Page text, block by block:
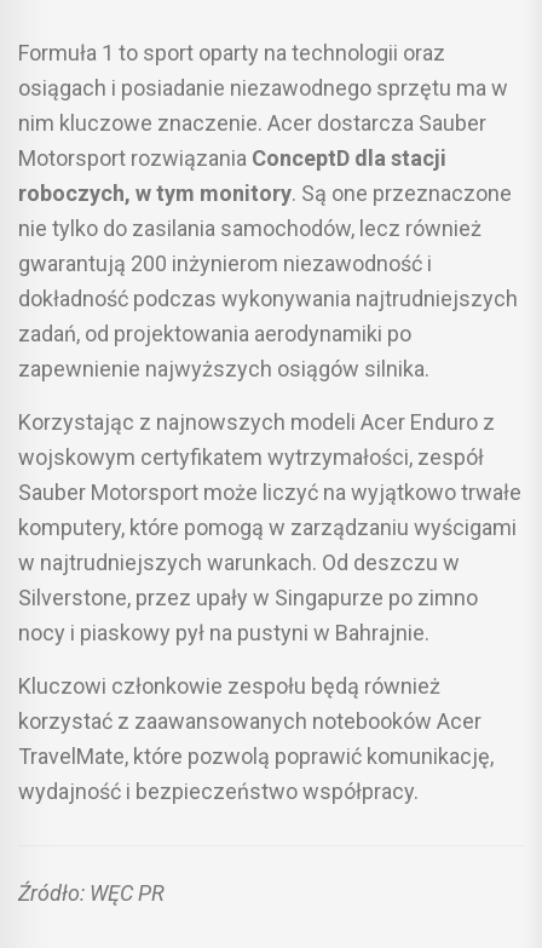
Formuła 1 to sport oparty na technologii oraz
osiągach i posiadanie niezawodnego sprzętu ma w
nim kluczowe znaczenie. Acer dostarcza Sauber
Motorsport rozwiązania ConceptD dla stacji
roboczych, w tym monitory. Są one przeznaczone
nie tylko do zasilania samochodów, lecz również
gwarantują 200 inżynierom niezawodność i
dokładność podczas wykonywania najtrudniejszych
zadań, od projektowania aerodynamiki po
zapewnienie najwyższych osiągów silnika.
Korzystając z najnowszych modeli Acer Enduro z
wojskowym certyfikatem wytrzymałości, zespół
Sauber Motorsport może liczyć na wyjątkowo trwałe
komputery, które pomogą w zarządzaniu wyścigami
w najtrudniejszych warunkach. Od deszczu w
Silverstone, przez upały w Singapurze po zimno
nocy i piaskowy pył na pustyni w Bahrajnie.
Kluczowi członkowie zespołu będą również
korzystać z zaawansowanych notebooków Acer
TravelMate, które pozwolą poprawić komunikację,
wydajność i bezpieczeństwo współpracy.
Źródło: WĘC PR